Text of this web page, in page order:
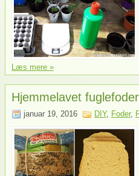
Læs mere »
Hjemmelavet fuglefoder
januar 19, 2016 DIY, Foder,